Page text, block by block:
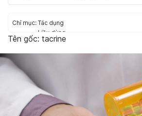
Chỉ mục: Tác dụng
Liều dùng
Cách dùng
Tác dụng phụ
Dạng bào chế
Tên gốc: tacrine